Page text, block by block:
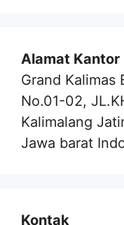
Alamat Kantor
Grand Kalimas
No.01-02,
Kalimalang
Jawa barat
Kontak